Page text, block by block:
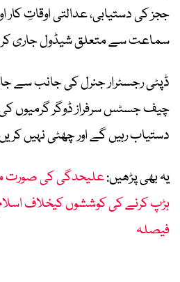
ججز کی دستیابی، عدالتی اوقاتِ
سماعت سے متعلق شیڈول جاری کر
ڈپٹی رجسٹرار جنرل کی جانب سے
چیف جسٹس سرفراز ڈوگر گرمیوں
دستیاب رہیں گے اور چھٹی نہیں
یہ بھی پڑھیں:علیحدگی کی صورت
ہڑپ کرنے کی کوششوں کیخلاف اسلام
فیصلہ